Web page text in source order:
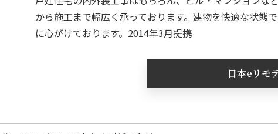
から施工まで幅広く承っております。建物を快適な状態
に心がけております。2014年3月提携
日本eリモ